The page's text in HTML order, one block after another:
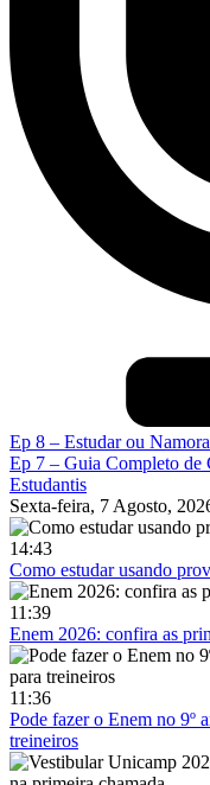
Ep 8 – Estudar ou
Ep 7 – Guia Completo de
Estudantis
Sexta-feira, 7 Agosto,
14:43
Como estudar usando
11:39
Enem 2026: confira as
11:36
Pode fazer o Enem no 9º
treineiros